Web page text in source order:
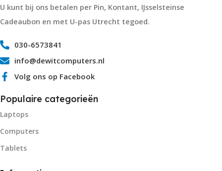
U kunt bij ons betalen per Pin, Kontant, IJsselsteinse
Cadeaubon en met U-pas Utrecht tegoed.
030-6573841
info@dewitcomputers.nl
Volg ons op Facebook
Populaire categorieën
Laptops
Computers
Tablets